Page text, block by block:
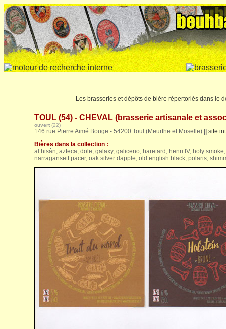
Les brasseries et dépôts de bière répertoriés dans le
TOUL (54) - CHEVAL (brasserie artisanale et
ouvert (22)
146 rue Pierre Aimé Bouge - 54200 Toul (Meurthe et Moselle)
site
Bières dans la collection :
al hisân, azteca, dole, galaxy, galiceno, haretard, henri IV, holy
narragansett pacer, oak silver dapple, old english black, polaris,